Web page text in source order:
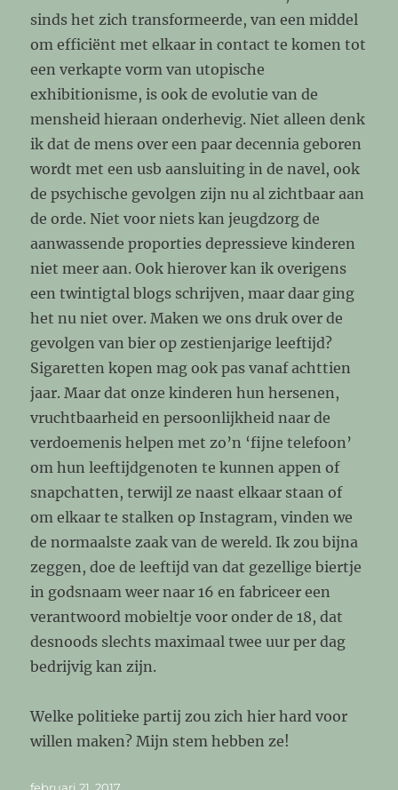
sinds het zich transformeerde, van een middel
om efficiënt met elkaar in contact te komen tot
een verkapte vorm van utopische
exhibitionisme, is ook de evolutie van de
mensheid hieraan onderhevig. Niet alleen denk
ik dat de mens over een paar decennia geboren
wordt met een usb aansluiting in de navel, ook
de psychische gevolgen zijn nu al zichtbaar aan
de orde. Niet voor niets kan jeugdzorg de
aanwassende proporties depressieve kinderen
niet meer aan. Ook hierover kan ik overigens
een twintigtal blogs schrijven, maar daar ging
het nu niet over. Maken we ons druk over de
gevolgen van bier op zestienjarige leeftijd?
Sigaretten kopen mag ook pas vanaf achttien
jaar. Maar dat onze kinderen hun hersenen,
vruchtbaarheid en persoonlijkheid naar de
verdoemenis helpen met zo’n ‘fijne telefoon’
om hun leeftijdgenoten te kunnen appen of
snapchatten, terwijl ze naast elkaar staan of
om elkaar te stalken op Instagram, vinden we
de normaalste zaak van de wereld. Ik zou bijna
zeggen, doe de leeftijd van dat gezellige biertje
in godsnaam weer naar 16 en fabriceer een
verantwoord mobieltje voor onder de 18, dat
desnoods slechts maximaal twee uur per dag
bedrijvig kan zijn.
Welke politieke partij zou zich hier hard voor
willen maken? Mijn stem hebben ze!
Geplaatst